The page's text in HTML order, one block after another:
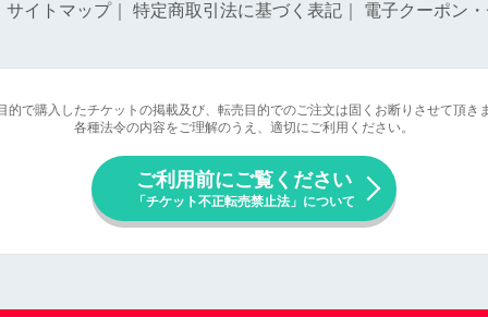
サイトマップ｜ 特定商取引法に基づく表記 電子クーポン
的で購入したチケットの掲載及び、転売目的でのご注文は固くお断りさせて頂きま
各種法令の内容をご理解のうえ、適切にご利用ください。
ご利用前にご覧ください
「チケット不正転売禁止法」について